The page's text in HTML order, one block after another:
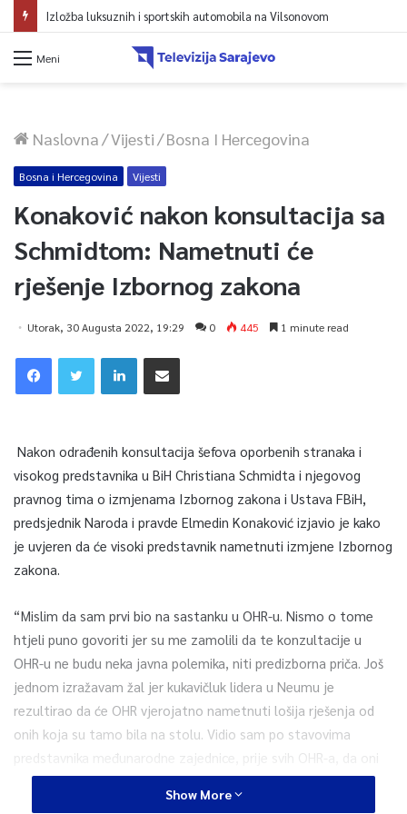
Izložba luksuznih i sportskih automobila na Vilsonovom
Meni
Naslovna/Vijesti/Bosna I Hercegovina
Bosna i Hercegovina Vijesti
Konaković nakon konsultacija sa
Schmidtom: Nametnuti će
rješenje Izbornog zakona
Utorak, 30 Augusta 2022, 19:29 0 445 1 minute read
Nakon odrađenih konsultacija šefova oporbenih stranaka i
visokog predstavnika u BiH Christiana Schmidta i njegovog
pravnog tima o izmjenama Izbornog zakona i Ustava FBiH,
predsjednik Naroda i pravde Elmedin Konaković izjavio je kako
je uvjeren da će visoki predstavnik nametnuti izmjene Izbornog
zakona.
“Mislim da sam prvi bio na sastanku u OHR-u. Nismo o tome
htjeli puno govoriti jer su me zamolili da te konzultacije u
OHR-u ne budu neka javna polemika, niti predizborna priča. Još
jednom izražavam žal jer kukavičluk lidera u Neumu je
rezultirao da će OHR vjerojatno nametnuti lošija rješenja od
onih koja su tamo bila na stolu. Vidio sam po stavovima
predstavnika međunarodne zajednice, prije svih OHR-a, da oni
žele i hoće nametati rješenje”, rekao je Konaković.
Show More